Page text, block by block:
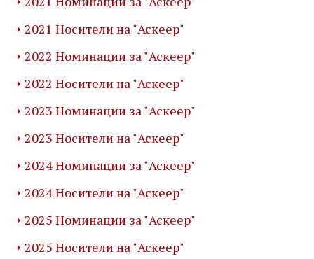
2021 Носители на "Аскеер"
2022 Номинации за "Аскеер"
2022 Носители на "Аскеер"
2023 Номинации за "Аскеер"
2023 Носители на "Аскеер"
2024 Номинации за "Аскеер"
2024 Носители на "Аскеер"
2025 Номинации за "Аскеер"
2025 Носители на "Аскеер"